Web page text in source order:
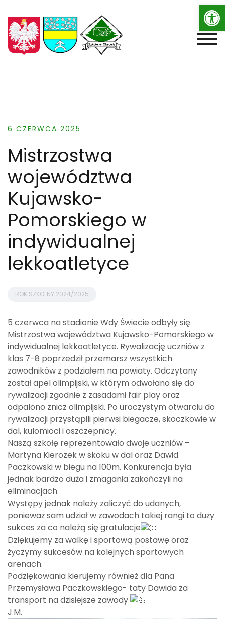
to
content
6 CZERWCA 2025
Mistrzostwa
województwa
Kujawsko-
Pomorskiego w
indywidualnej
lekkoatletyce
ROK SZKOLNY 2024/2025
5 czerwca na stadionie Wdy Świecie odbyły się
Mistrzostwa województwa Kujawsko-Pomorskiego w
indywidualnej lekkoatletyce. Rywalizację uczniów z
klas 7-8 poprzedził przemarsz wszystkich
zawodników z podziałem na powiaty. Odczytany
został apel olimpijski, w którym odwołano się do
rywalizacji zgodnie z zasadami fair play oraz
odpalono znicz olimpijski. Po uroczystym otwarciu do
rywalizacji przystąpili pierwsi biegacze, skoczkowie w
dal, kulomioci i oszczepnicy.
Naszą szkołę reprezentowało dwoje uczniów –
Martyna Kierozek w skoku w dal oraz Dawid
Paczkowski w biegu na 100m. Konkurencja była
jednak bardzo duża i zmagania zakończyli na
eliminacjach.
Występy jednak należy zaliczyć do udanych,
ponieważ sam udział w zawodach takiej rangi to duży
sukces za co należą się gratulacje
Dziękujemy za walkę i sportową postawę oraz
życzymy sukcesów na kolejnych sportowych
arenach.
Podziękowania kierujemy również dla Pana
Przemysława Paczkowskiego- taty Dawida za
transport na dzisiejsze zawody
J.M.